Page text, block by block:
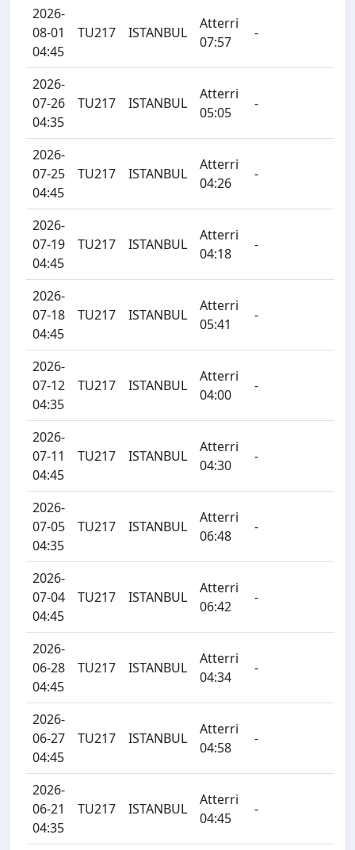
2026-
08-01
04:45
TU217 ISTANBUL
Atterri
07:57
-
2026-
07-26
04:35
TU217 ISTANBUL
Atterri
05:05
-
2026-
07-25
04:45
TU217 ISTANBUL
Atterri
04:26
-
2026-
07-19
04:45
TU217 ISTANBUL
Atterri
04:18
-
2026-
07-18
04:45
TU217 ISTANBUL
Atterri
05:41
-
2026-
07-12
04:35
TU217 ISTANBUL
Atterri
04:00
-
2026-
07-11
04:45
TU217 ISTANBUL
Atterri
04:30
-
2026-
07-05
04:35
TU217 ISTANBUL
Atterri
06:48
-
2026-
07-04
04:45
TU217 ISTANBUL
Atterri
06:42
-
2026-
06-28
04:45
TU217 ISTANBUL
Atterri
04:34
-
2026-
06-27
04:45
TU217 ISTANBUL
Atterri
04:58
-
2026-
06-21
04:35
TU217 ISTANBUL
Atterri
04:45
-